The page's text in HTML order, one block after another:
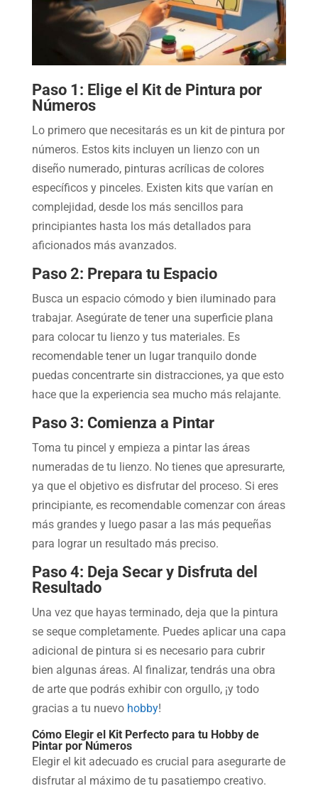
Paso 1: Elige el Kit de Pintura por
Números
Lo primero que necesitarás es un kit de pintura por
números. Estos kits incluyen un lienzo con un
diseño numerado, pinturas acrílicas de colores
específicos y pinceles. Existen kits que varían en
complejidad, desde los más sencillos para
principiantes hasta los más detallados para
aficionados más avanzados.
Paso 2: Prepara tu Espacio
Busca un espacio cómodo y bien iluminado para
trabajar. Asegúrate de tener una superficie plana
para colocar tu lienzo y tus materiales. Es
recomendable tener un lugar tranquilo donde
puedas concentrarte sin distracciones, ya que esto
hace que la experiencia sea mucho más relajante.
Paso 3: Comienza a Pintar
Toma tu pincel y empieza a pintar las áreas
numeradas de tu lienzo. No tienes que apresurarte,
ya que el objetivo es disfrutar del proceso. Si eres
principiante, es recomendable comenzar con áreas
más grandes y luego pasar a las más pequeñas
para lograr un resultado más preciso.
Paso 4: Deja Secar y Disfruta del
Resultado
Una vez que hayas terminado, deja que la pintura
se seque completamente. Puedes aplicar una capa
adicional de pintura si es necesario para cubrir
bien algunas áreas. Al finalizar, tendrás una obra
de arte que podrás exhibir con orgullo, ¡y todo
gracias a tu nuevo hobby!
Cómo Elegir el Kit Perfecto para tu Hobby de
Pintar por Números
Elegir el kit adecuado es crucial para asegurarte de
disfrutar al máximo de tu pasatiempo creativo.